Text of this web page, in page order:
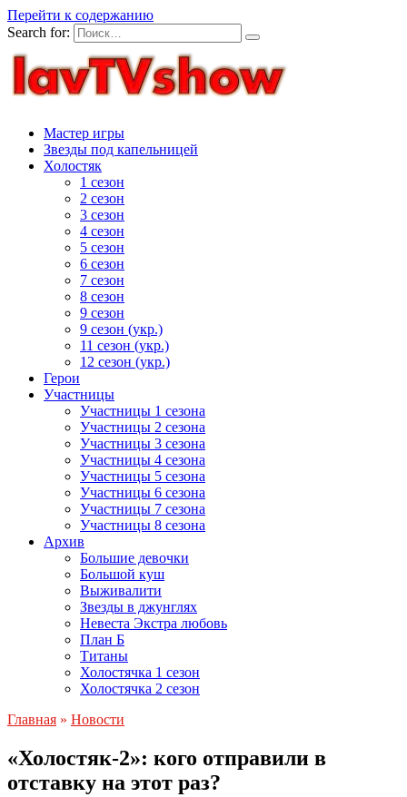
Перейти к содержанию
Search for:
Мастер игры
Звезды под капельницей
Холостяк
1 сезон
2 сезон
3 сезон
4 сезон
5 сезон
6 сезон
7 сезон
8 сезон
9 сезон
9 сезон (укр.)
11 сезон (укр.)
12 сезон (укр.)
Герои
Участницы
Участницы 1 сезона
Участницы 2 сезона
Участницы 3 сезона
Участницы 4 сезона
Участницы 5 сезона
Участницы 6 сезона
Участницы 7 сезона
Участницы 8 сезона
Архив
Большие девочки
Большой куш
Выживалити
Звезды в джунглях
Невеста Экстра любовь
План Б
Титаны
Холостячка 1 сезон
Холостячка 2 сезон
Главная » Новости
«Холостяк-2»: кого отправили в
отставку на этот раз?